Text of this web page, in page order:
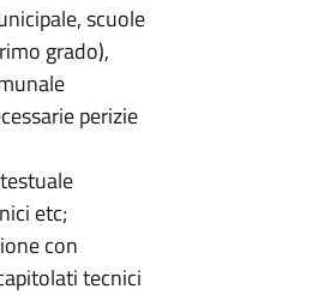
scuole
grado),
perizie
etc;
con
tecnici